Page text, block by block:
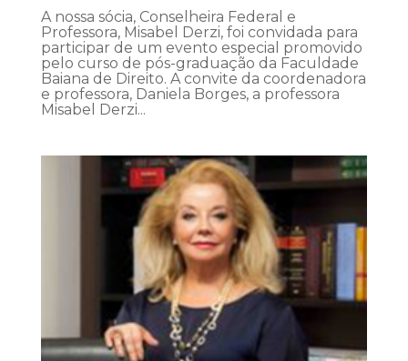
A nossa sócia, Conselheira Federal e
Professora, Misabel Derzi, foi convidada para
participar de um evento especial promovido
pelo curso de pós-graduação da Faculdade
Baiana de Direito. A convite da coordenadora
e professora, Daniela Borges, a professora
Misabel Derzi...